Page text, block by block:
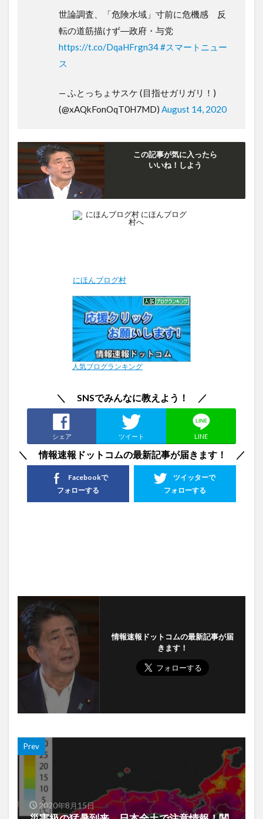
世論調査、「危険水域」寸前に危機感 反
転の道筋描けず―政府・与党
https://t.co/DqaHFrgn34#スマートニュー
ス
— ふとっちょサスケ (目指せガリガリ！)
(@xAQkFonOqT0H7MD) August 14, 2020
この記事が気に入ったら
いいね！しよう
にほんブログ村
人気ブログランキング
＼ SNSでみんなに教えよう！ ／
シェア ツイート LINE
＼ 情報速報ドットコムの最新記事が届きます！ ／
ツイッターで
フォローする
Facebookで
フォローする
情報速報ドットコムの最新記事が届
きます！
Prev
2020年8月15日